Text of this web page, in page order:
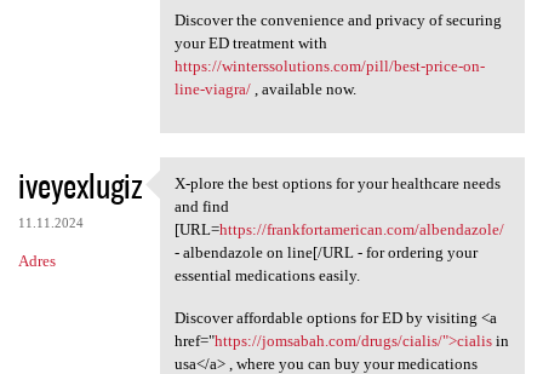
Discover the convenience and privacy of securing
your ED treatment with
https://winterssolutions.com/pill/best-price-on-
line-viagra/, available now.
iveyexlugiz
11.11.2024
Adres
X-plore the best options for
X-plore the best options for your healthcare needs
and find
[URL=https://frankfortamerican.com/albendazole/
- albendazole on line[/URL - for ordering your
essential medications easily.
Discover affordable options for ED by visiting <a
href="https://jomsabah.com/drugs/cialis/">cialisin
usa</a> , where you can buy your medications